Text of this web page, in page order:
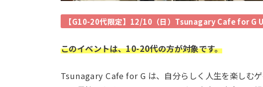
【G10-20代限定】12/10（日）Tsunagary Cafe for G
このイベントは、10-20代の方が対象です。
Tsunagary Cafe for G は、自分らしく人生を楽しむ